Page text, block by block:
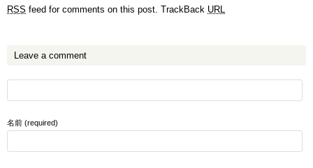
RSS feed for comments on this post. TrackBack URL
Leave a comment
名前 (required)